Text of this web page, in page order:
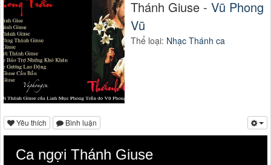
Thánh Giuse - Vũ Phong
Vũ
Thể loại: Nhạc Thánh ca
Yêu thích Bình luận
Ca ngợi Thánh Giuse